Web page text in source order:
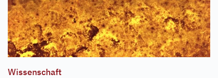
Wissenschaft